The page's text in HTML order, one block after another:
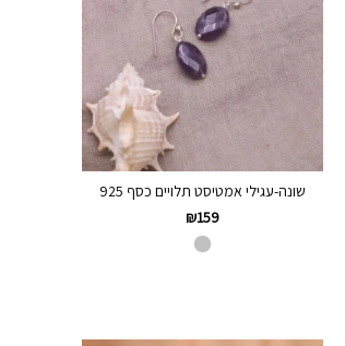
שונה-עגילי אמטיסט תלויים כסף 925
₪159